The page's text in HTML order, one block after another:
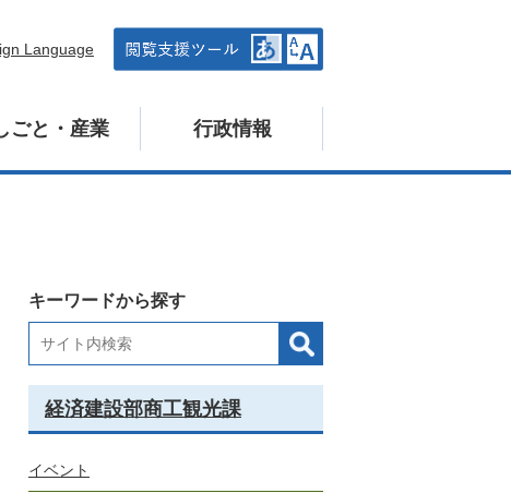
Language
ごと・産業 行政情報
キーワードから探す
経済建設部商工観光課
イベント